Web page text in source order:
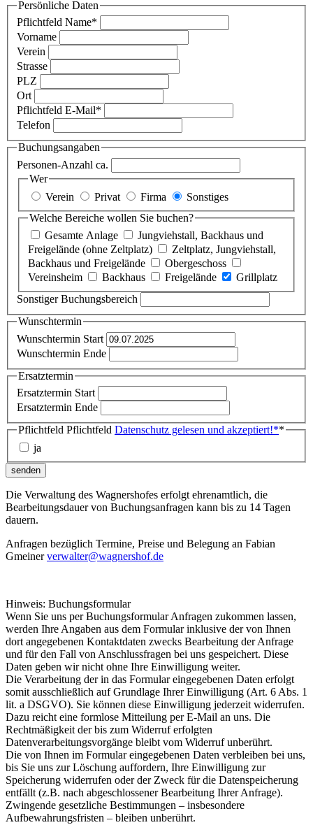
Persönliche Daten
Pflichtfeld Name*
Vorname
Verein
Strasse
PLZ
Ort
Pflichtfeld E-Mail*
Telefon
Buchungsangaben
Personen-Anzahl ca.
Wer
Verein
Privat Firma
Sonstiges
Welche Bereiche wollen Sie buchen?
Gesamte Anlage
Jungviehstall, Backhaus und
Freigelände (ohne Zeltplatz)
Zeltplatz, Jungviehstall,
Backhaus und Freigelände
Obergeschoss
Vereinsheim
Backhaus Freigelände
Grillplatz
Sonstiger Buchungsbereich
Wunschtermin
Wunschtermin Start
Wunschtermin Ende
Ersatztermin
Ersatztermin Start
Ersatztermin Ende
Pflichtfeld Pflichtfeld Datenschutz gelesen und akzeptiert!**
ja
senden
Die Verwaltung des Wagnershofes erfolgt ehrenamtlich, die
Bearbeitungsdauer von Buchungsanfragen kann bis zu 14 Tagen
dauern.
Anfragen bezüglich Termine, Preise und Belegung an Fabian
Gmeinerverwalter@wagnershof.de
Hinweis: Buchungsformular
Wenn Sie uns per Buchungsformular Anfragen zukommen lassen,
werden Ihre Angaben aus dem Formular inklusive der von Ihnen
dort angegebenen Kontaktdaten zwecks Bearbeitung der Anfrage
und für den Fall von Anschlussfragen bei uns gespeichert. Diese
Daten geben wir nicht ohne Ihre Einwilligung weiter.
Die Verarbeitung der in das Formular eingegebenen Daten erfolgt
somit ausschließlich auf Grundlage Ihrer Einwilligung (Art. 6 Abs. 1
lit. a DSGVO). Sie können diese Einwilligung jederzeit widerrufen.
Dazu reicht eine formlose Mitteilung per E-Mail an uns. Die
Rechtmäßigkeit der bis zum Widerruf erfolgten
Datenverarbeitungsvorgänge bleibt vom Widerruf unberührt.
Die von Ihnen im Formular eingegebenen Daten verbleiben bei uns,
bis Sie uns zur Löschung auffordern, Ihre Einwilligung zur
Speicherung widerrufen oder der Zweck für die Datenspeicherung
entfällt (z.B. nach abgeschlossener Bearbeitung Ihrer Anfrage).
Zwingende gesetzliche Bestimmungen – insbesondere
Aufbewahrungsfristen – bleiben unberührt.